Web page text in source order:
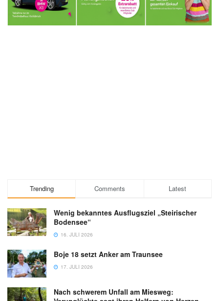
Trending Comments Latest
Wenig bekanntes Ausflugsziel „Steirischer
Bodensee“
16. JULI 2026
Boje 18 setzt Anker am Traunsee
17. JULI 2026
Nach schwerem Unfall am Miesweg: